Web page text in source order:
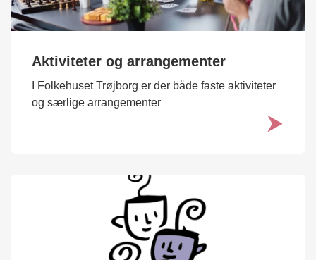
Aktiviteter og arrangementer
I Folkehuset Trøjborg er der både faste aktiviteter
og særlige arrangementer